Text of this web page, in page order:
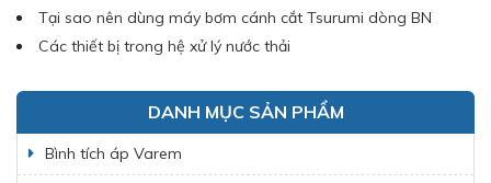
Tại sao nên dùng máy bơm cánh cắt Tsurumi dòng BN
Các thiết bị trong hệ xử lý nước thải
DANH MỤC SẢN PHẨM
Bình tích áp Varem